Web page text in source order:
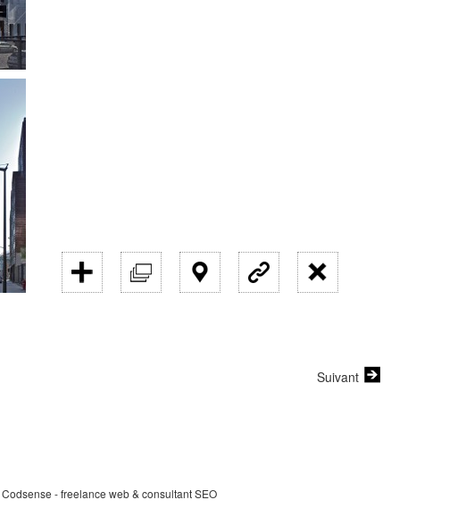
Suivant
Codsense - freelance web & consultant SEO